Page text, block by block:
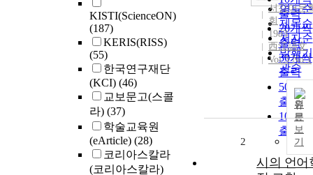
KISTI(ScienceON)
(187)
KERIS(RISS)
(55)
한국연구재단
(KCI) (46)
교보문고(스콜
라) (37)
학술교육원
(eArticle) (28)
코리아스칼라
(코리아스칼라)
연도순
제목순
저자순
발행기
관순
출력
20개씩
출력
30개씩
출력
50개씩
출력
100개
출력
서강어문
회
1983
西江語文
Vol.3 No.1
원
문
보
기
2
시의 언어